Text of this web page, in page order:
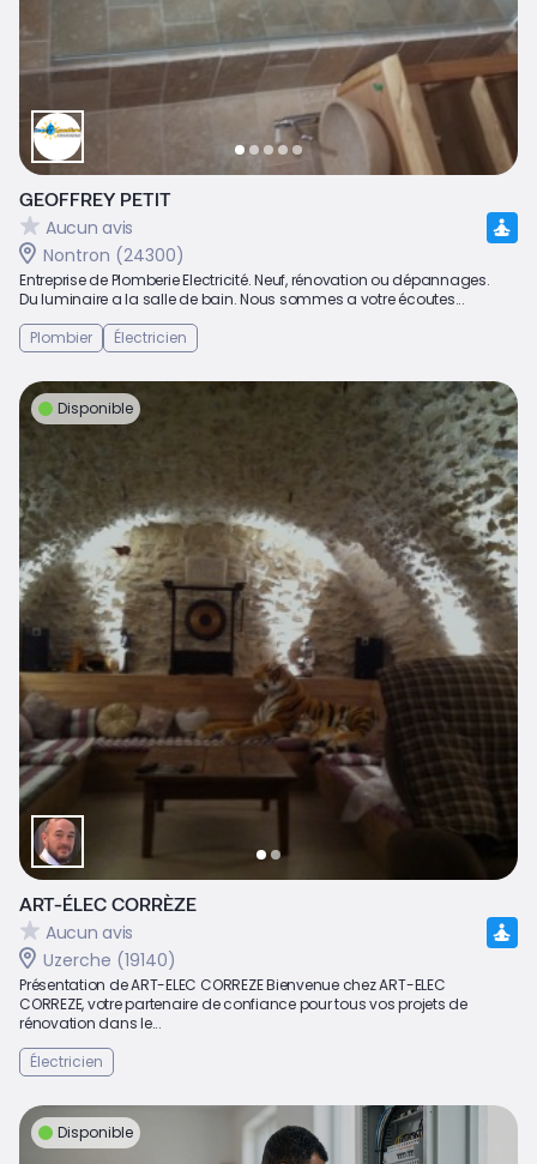
GEOFFREY PETIT
Aucun avis
Nontron (24300)
Entreprise de Plomberie Electricité. Neuf, rénovation ou dépannages.
Du luminaire a la salle de bain. Nous sommes a votre écoutes...
Plombier
Électricien
Disponible
ART-ÉLEC CORRÈZE
Aucun avis
Uzerche (19140)
Présentation de ART-ELEC CORREZE Bienvenue chez ART-ELEC
CORREZE, votre partenaire de confiance pour tous vos projets de
rénovation dans le...
Électricien
Disponible